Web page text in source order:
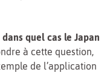
dans quel cas le Japan
à cette question,
de l’application